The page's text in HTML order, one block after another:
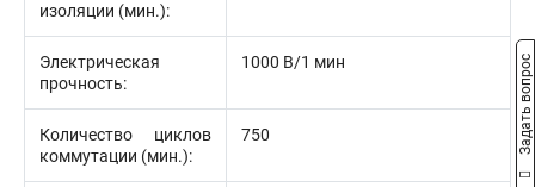
изоляции (мин.):
Электрическая
прочность:
1000 В/1 мин
Количество циклов
коммутации (мин.):
750 Задать вопрос